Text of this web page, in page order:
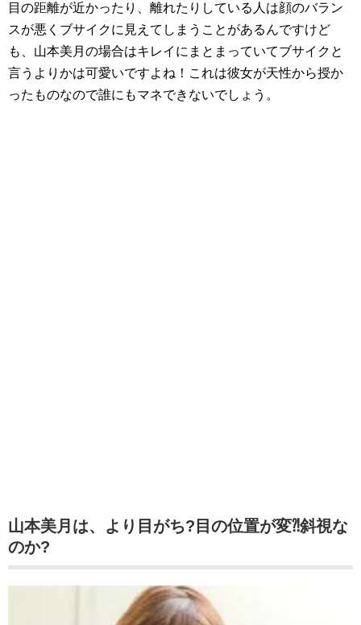
目の距離が近かったり、離れたりしている人は顔のバラン
スが悪くブサイクに見えてしまうことがあるんですけど
も、山本美月の場合はキレイにまとまっていてブサイクと
言うよりかは可愛いですよね！これは彼女が天性から授か
ったものなので誰にもマネできないでしょう。
山本美月は、より目がち?目の位置が変⁈斜視な
のか?